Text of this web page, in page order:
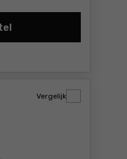
125x22,2mm
Vergelijk